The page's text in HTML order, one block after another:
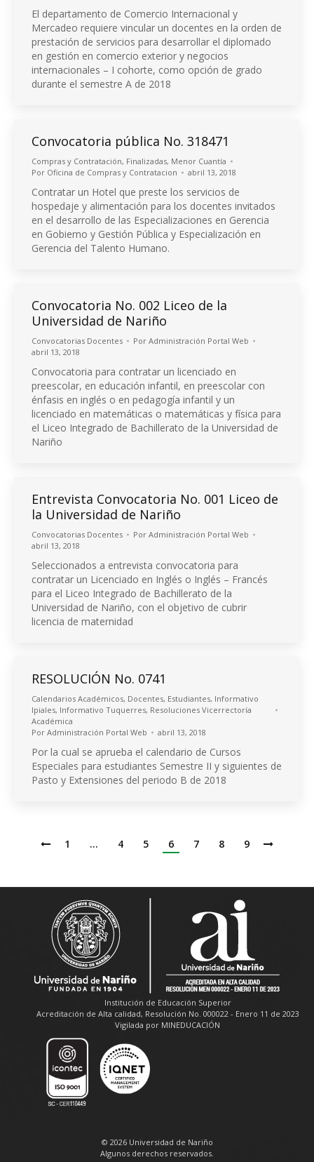
El departamento de Comercio Internacional y
Mercadeo requiere vincular un docentes en la orden de
prestación de servicios para desarrollar el diplomado
en gestión en comercio exterior y negocios
internacionales – I cohorte, como opción de grado
durante el semestre A de 2018
Convocatoria pública No. 318471
Compras y Contratación, Finalizadas, Menor Cuantía
Por Oficina de Compras y Contratacion abril 13, 2018
Contratar un Hotel que preste los servicios de
hospedaje y alimentación para los docentes invitados
en el desarrollo de las Especializaciones en Gerencia
en Gobierno y Gestión Pública y Especialización en
Gerencia del Talento Humano.
Convocatoria No. 002 Liceo de la
Universidad de Nariño
Convocatorias Docentes Por Administración Portal Web
abril 13, 2018
Convocatoria para contratar un licenciado en
preescolar, en educación infantil, en preescolar con
énfasis en inglés o en pedagogía infantil y un
licenciado en matemáticas o matemáticas y física para
el Liceo Integrado de Bachillerato de la Universidad de
Nariño
Entrevista Convocatoria No. 001 Liceo de
la Universidad de Nariño
Convocatorias Docentes Por Administración Portal Web
abril 13, 2018
Seleccionados a entrevista convocatoria para
contratar un Licenciado en Inglés o Inglés – Francés
para el Liceo Integrado de Bachillerato de la
Universidad de Nariño, con el objetivo de cubrir
licencia de maternidad
RESOLUCIÓN No. 0741
Calendarios Académicos, Docentes, Estudiantes, Informativo
Ipiales, Informativo Tuquerres, Resoluciones Vicerrectoría
Académica
Por Administración Portal Web abril 13, 2018
Por la cual se aprueba el calendario de Cursos
Especiales para estudiantes Semestre II y siguientes de
Pasto y Extensiones del periodo B de 2018
1 … 4 5 6 7 8 9
Institución de Educación Superior
Acreditación de Alta calidad, Resolución No. 000022 - Enero 11 de 2023
Vigilada por MINEDUCACIÓN
© 2026 Universidad de Nariño
Algunos derechos reservados.